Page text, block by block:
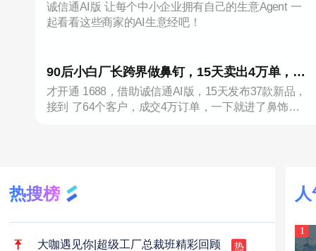
的回答！
诚信通AI版 让每个中小企业拥有自己的生意Agent 一
起看看这些商家的AI生意经吧！
90后小白厂长跨界做鼻钉，15天卖出4万单，靠
1688AI登上类目TOP1
才开通 1688，借助诚信通AI版，15天发布37款新品，
接到 了64个客户，成交4万订单，一下就进了鼻饰新
热搜榜
大咖遇见你|超级工厂总裁班精彩回顾 热
1